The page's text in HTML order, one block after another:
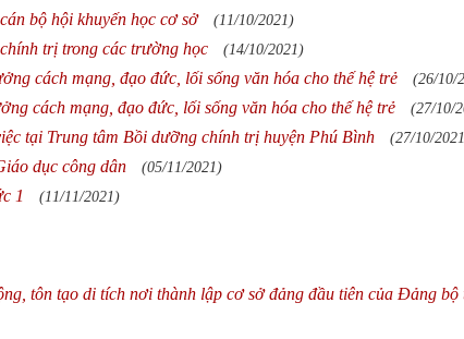
bộ hội khuyến học cơ sở (11/10/2021)
trị trong các trường học (14/10/2021)
cách mạng, đạo đức, lối sống văn hóa cho thế hệ trẻ (26/10/
cách mạng, đạo đức, lối sống văn hóa cho thế hệ trẻ (27/10/
tại Trung tâm Bồi dưỡng chính trị huyện Phú Bình (27/10/
dục công dân (05/11/2021)
1 (11/11/2021)
tôn tạo di tích nơi thành lập cơ sở đảng đầu tiên của Đảng bộ